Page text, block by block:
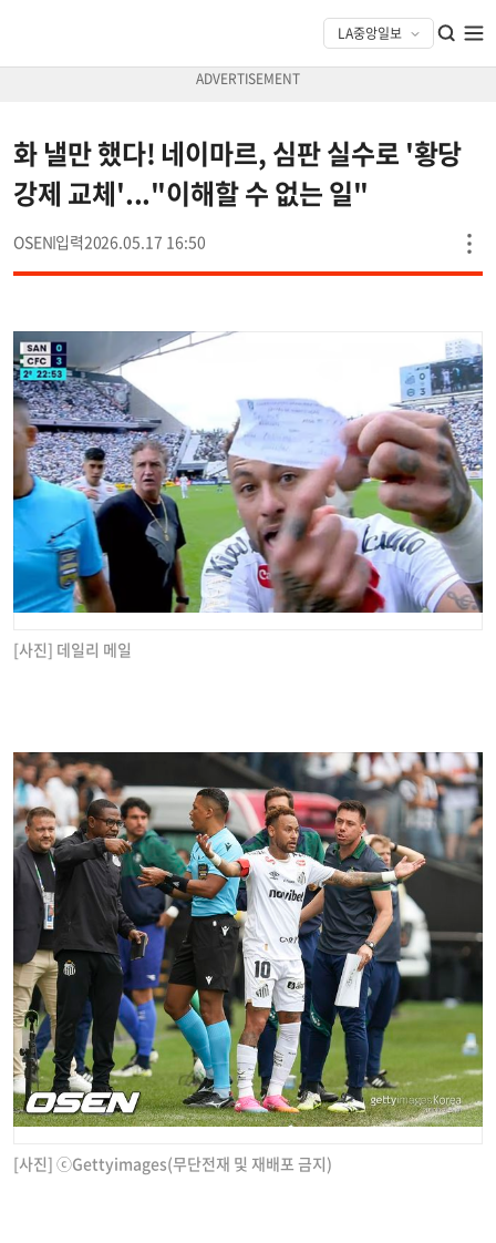
화 낼만 했다! 네이마르, 심판 실수로 '황당
강제 교체'..."이해할 수 없는 일"
OSEN 2026.05.17 16:50
[사진] 데일리 메일
[사진] ⓒGettyimages(무단전재 및 재배포 금지)